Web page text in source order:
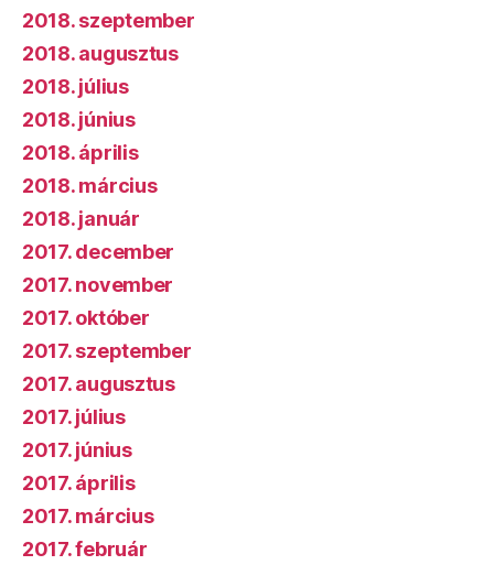
2018. szeptember
2018. augusztus
2018. július
2018. június
2018. április
2018. március
2018. január
2017. december
2017. november
2017. október
2017. szeptember
2017. augusztus
2017. július
2017. június
2017. április
2017. március
2017. február